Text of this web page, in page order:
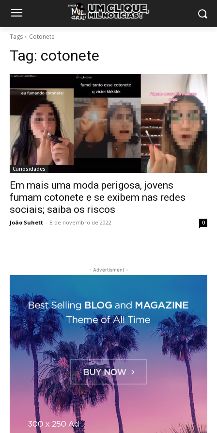
Tags Cotonete
Tag: cotonete
Curiosidades
Em mais uma moda perigosa, jovens
fumam cotonete e se exibem nas redes
sociais; saiba os riscos
João Suhett - 8 de novembro de 2022 0
- Advertisment -